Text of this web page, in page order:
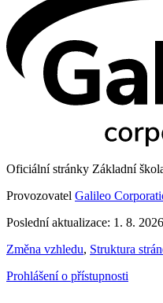
Oficiální stránky Základní
Provozovatel Galileo
Poslední aktualizace: 1. 8. 2026
Změna vzhledu, Struktura
Prohlášení o přístupnosti